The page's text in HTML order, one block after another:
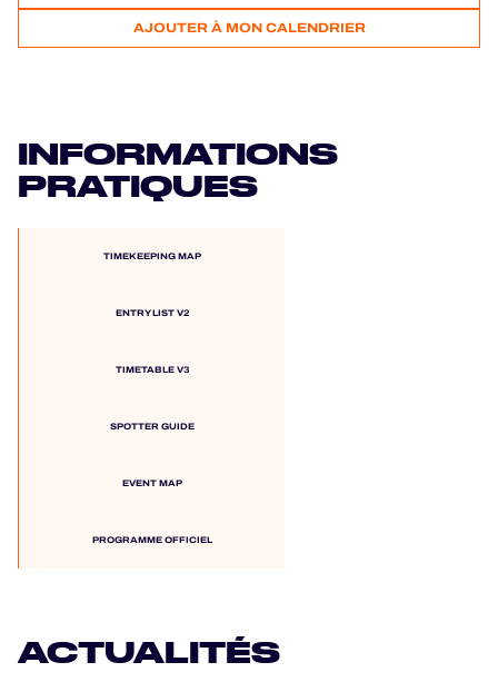
AJOUTER À MON CALENDRIER
INFORMATIONS
PRATIQUES
TIMEKEEPING MAP
ENTRY LIST V2
TIMETABLE V3
SPOTTER GUIDE
EVENT MAP
PROGRAMME OFFICIEL
ACTUALITÉS